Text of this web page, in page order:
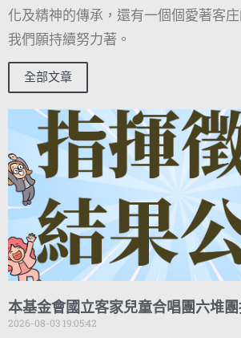
化及精神的傳承，還有一個個愛著客庄
我們願持續努力著。
全部文章
本基金會國立客家兒童合唱團六堆
2026-08-03 19:05:42